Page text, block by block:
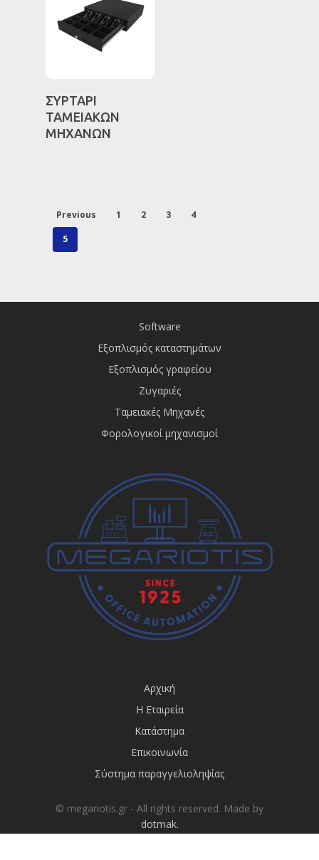
Διαβάστε
Περισσότερα
ΣΥΡΤΑΡΙ
ΤΑΜΕΙΑΚΩΝ
ΜΗΧΑΝΩΝ
Previous 1 2 3
4
5
Software
Εξοπλισμός καταστημάτων
Εξοπλισμός γραφείου
Ζυγαριές
Ταμειακές Μηχανές
Φορολογικοί μηχανισμοί
Αρχική
Η Εταιρεία
Κατάστημα
Επικοινωνία
Σύστημα παραγγελιοληψίας
© megariotis.gr - All rights reserved. Made by
dotmak.